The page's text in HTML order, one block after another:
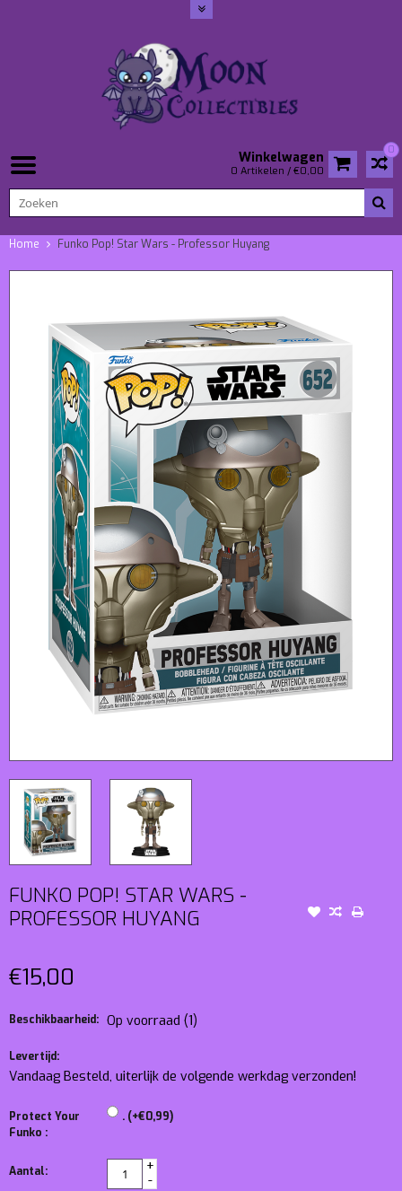
0
Winkelwagen
0 Artikelen / €0,00
Home Funko Pop! Star Wars - Professor Huyang
FUNKO POP! STAR WARS -
PROFESSOR HUYANG
€15,00
Beschikbaarheid: Op voorraad (1)
Levertijd:
Vandaag Besteld, uiterlijk de volgende werkdag verzonden!
Protect Your
Funko :
. (+€0,99)
Aantal:
+
-